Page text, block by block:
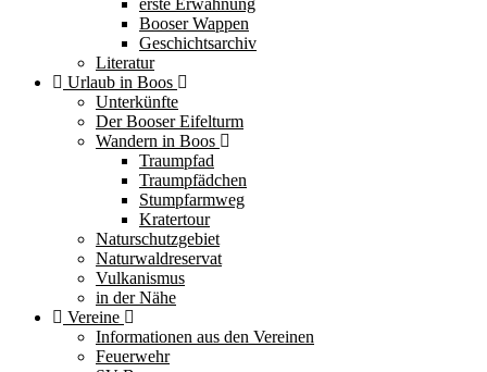
erste Erwähnung
Booser Wappen
Geschichtsarchiv
Literatur
Urlaub in Boos
Unterkünfte
Der Booser Eifelturm
Wandern in Boos
Traumpfad
Traumpfädchen
Stumpfarmweg
Kratertour
Naturschutzgebiet
Naturwaldreservat
Vulkanismus
in der Nähe
Vereine
Informationen aus den Vereinen
Feuerwehr